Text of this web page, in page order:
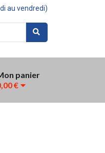
au vendredi)
panier
€